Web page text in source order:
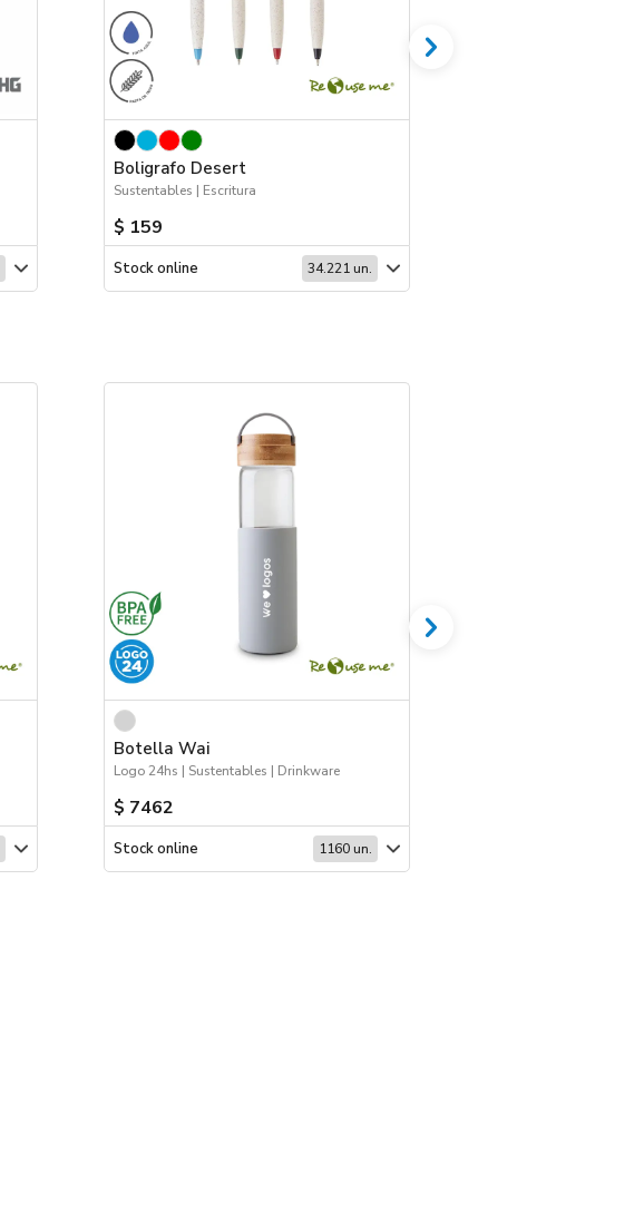
Boligrafo Desert
Sustentables | Escritura
$ 159
Stock online 34.221 un.
Botella Wai
Logo 24hs | Sustentables | Drinkware
$ 7462
Stock online 1160 un.